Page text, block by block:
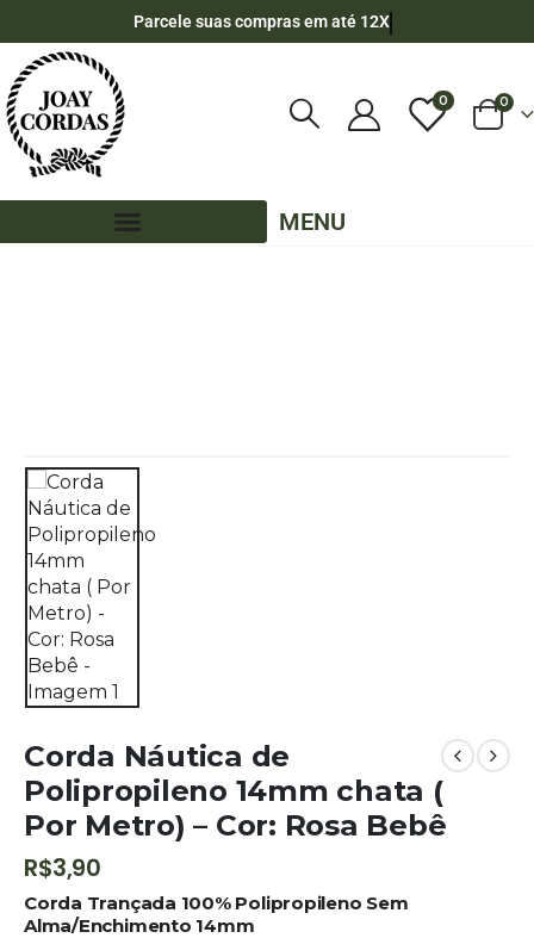
Parcele suas compras em até 12X
0 0
MENU
Corda Náutica de
Polipropileno 14mm chata (
Por Metro) – Cor: Rosa Bebê
R$3,90
Corda Trançada 100% Polipropileno Sem
Alma/Enchimento 14mm